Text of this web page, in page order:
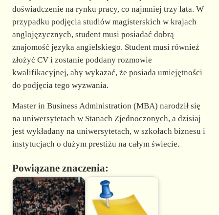
doświadczenie na rynku pracy, co najmniej trzy lata. W
przypadku podjęcia studiów magisterskich w krajach
anglojęzycznych, student musi posiadać dobrą
znajomość języka angielskiego. Student musi również
złożyć CV i zostanie poddany rozmowie
kwalifikacyjnej, aby wykazać, że posiada umiejętności
do podjęcia tego wyzwania.
Master in Business Administration (MBA) narodził się
na uniwersytetach w Stanach Zjednoczonych, a dzisiaj
jest wykładany na uniwersytetach, w szkołach biznesu i
instytucjach o dużym prestiżu na całym świecie.
Powiązane znaczenia: